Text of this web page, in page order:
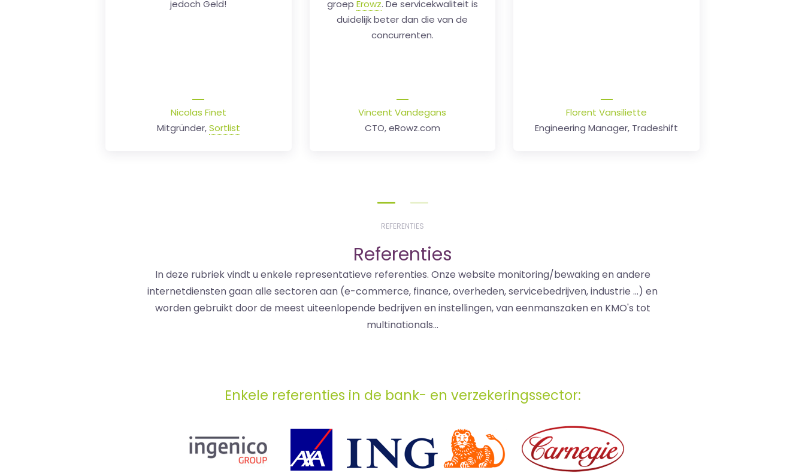
Xavier Thiran
Chief Of Staff, SMB - Worldline
André Blavier
Head of Communication, ADN
Sébastien Delcampe
CEO, Delcampe.net
REFERENTIES
Referenties
In deze rubriek vindt u enkele representatieve referenties. Onze website monitoring/bewaking en andere
internetdiensten gaan alle sectoren aan (e-commerce, finance, overheden, servicebedrijven, industrie ...) en
worden gebruikt door de meest uiteenlopende bedrijven en instellingen, van eenmanszaken en KMO's tot
multinationals...
Enkele referenties in de bank- en verzekeringssector: